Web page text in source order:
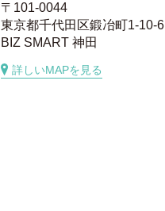
〒101-0044
東京都千代田区鍛冶町1-10-6
BIZ SMART 神田
詳しいMAPを見る